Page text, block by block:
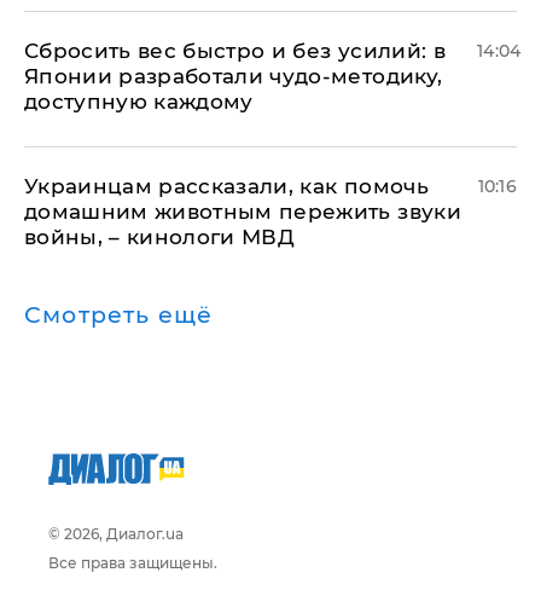
Сбросить вес быстро и без усилий: в
Японии разработали чудо-методику,
доступную каждому
14:04
Украинцам рассказали, как помочь
домашним животным пережить звуки
войны, – кинологи МВД
10:16
Смотреть ещё
© 2026, Диалог.ua
Все права защищены.